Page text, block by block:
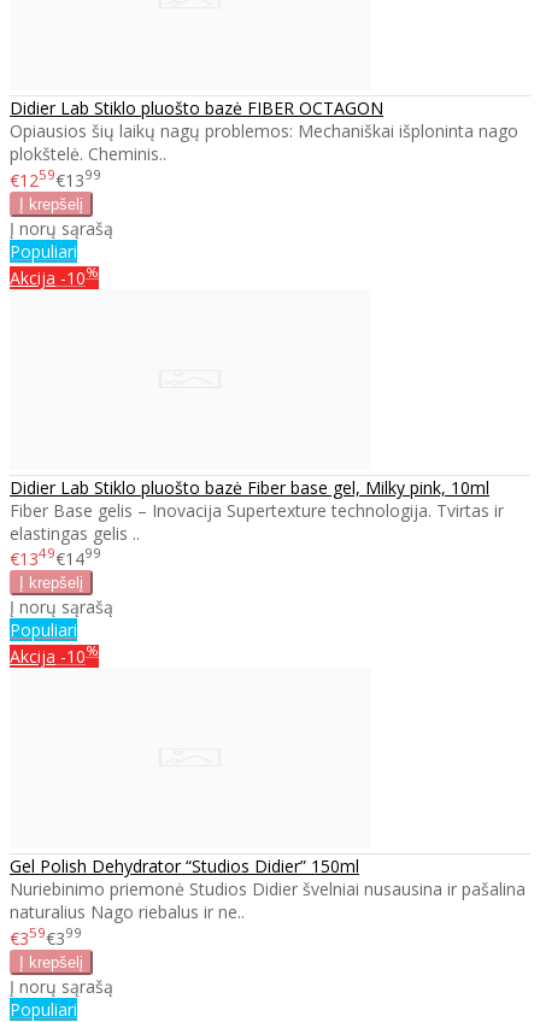
Didier Lab Stiklo pluošto bazė FIBER OCTAGON
Opiausios šių laikų nagų problemos: Mechaniškai išploninta nago
plokštelė. Cheminis..
€1259€1399
Į norų sąrašą
Populiari
Akcija -10%
Didier Lab Stiklo pluošto bazė Fiber base gel, Milky pink, 10ml
Fiber Base gelis – Inovacija Supertexture technologija. Tvirtas ir
elastingas gelis ..
€1349€1499
Į norų sąrašą
Populiari
Akcija -10%
Gel Polish Dehydrator “Studios Didier” 150ml
Nuriebinimo priemonė Studios Didier švelniai nusausina ir pašalina
naturalius Nago riebalus ir ne..
€359€399
Į norų sąrašą
Populiari